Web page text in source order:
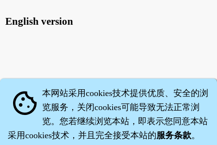
English version
cookie 本网站采用cookies技术提供优质、安全的浏
览服务，关闭cookies可能导致无法正常浏
览。您若继续浏览本站，即表示您同意本站
采用cookies技术，并且完全接受本站的服务条款。